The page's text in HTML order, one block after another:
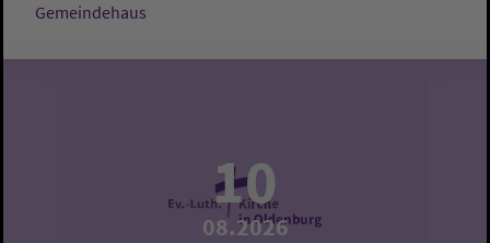
Gemeindehaus
10
08.2026